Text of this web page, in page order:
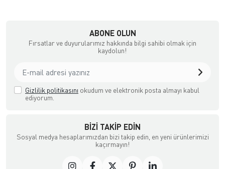
ABONE OLUN
Fırsatlar ve duyurularımız hakkında bilgi sahibi olmak için
kaydolun!
Gizlilik politikasını okudum ve elektronik posta almayı kabul
ediyorum.
BIZI TAKIP EDIN
Sosyal medya hesaplarımızdan bizi takip edin, en yeni ürünlerimizi
kaçırmayın!